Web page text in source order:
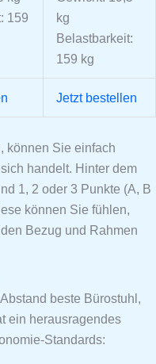
159
kg
Belastbarkeit:
159 kg
Jetzt bestellen
können Sie einfach
handelt. Hinter dem
1, 2 oder 3 Punkte (A, B
können Sie fühlen,
Bezug und Rahmen
beste Bürostuhl,
ein herausragendes
Standards: